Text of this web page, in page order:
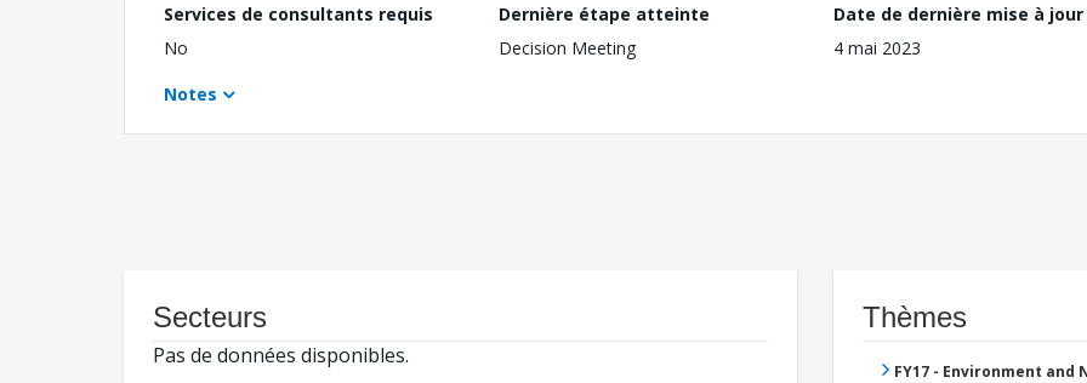
Services de consultants requis
No
Dernière étape atteinte
Decision Meeting
Date de dernière mise à jour
4 mai 2023
Notes
Secteurs
Pas de données disponibles.
Thèmes
FY17 - Environment